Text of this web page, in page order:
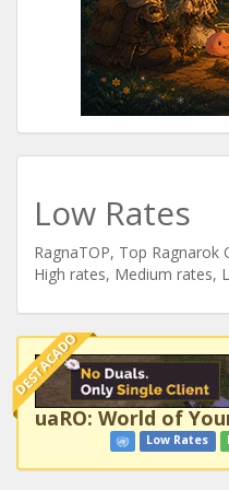
Low Rates
RagnaTOP, Top Ragnarok
High rates, Medium rates,
DESTACADO
uaRO: World of
Low Rates